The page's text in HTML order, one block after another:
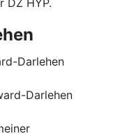
Darlehen
Darlehen